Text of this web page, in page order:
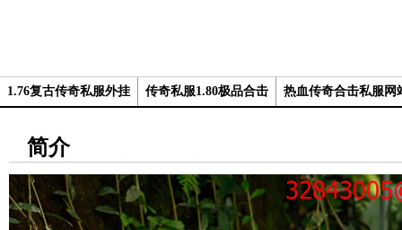
1.76复古传奇私服外挂 传奇私服1.80极品合击 热血传奇合击私服网
简介